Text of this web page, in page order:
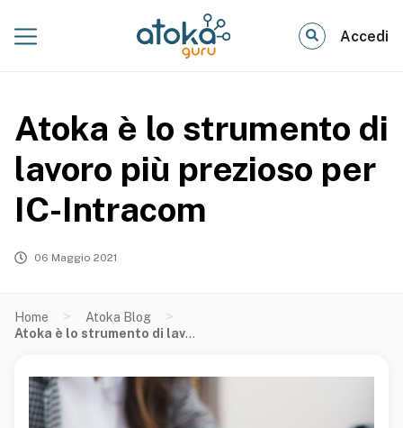
Accedi
Atoka è lo strumento di
lavoro più prezioso per
IC-Intracom
06 Maggio 2021
Home > Atoka Blog >
Atoka è lo strumento di lavoro più prezioso per IC-Intracom